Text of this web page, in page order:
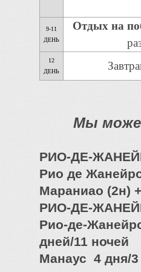
9-11
ДЕНЬ
Отдых на
12
ДЕНЬ
Мы
РИО-ДЕ-
Рио де
Мараниао (2н)
РИО-ДЕ-
Рио-де-
дней/11 ночей
Манаус 4 дня/